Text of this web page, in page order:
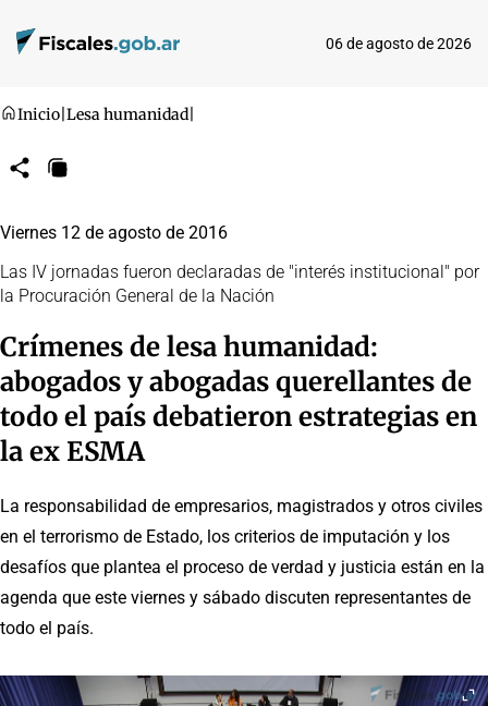
06 de agosto de 2026
Inicio Lesa humanidad
CompartirCopiar
Viernes 12 de agosto de 2016
Las IV jornadas fueron declaradas de "interés institucional" por
la Procuración General de la Nación
Crímenes de lesa humanidad:
abogados y abogadas querellantes de
todo el país debatieron estrategias en
la ex ESMA
La responsabilidad de empresarios, magistrados y otros civiles
en el terrorismo de Estado, los criterios de imputación y los
desafíos que plantea el proceso de verdad y justicia están en la
agenda que este viernes y sábado discuten representantes de
todo el país.